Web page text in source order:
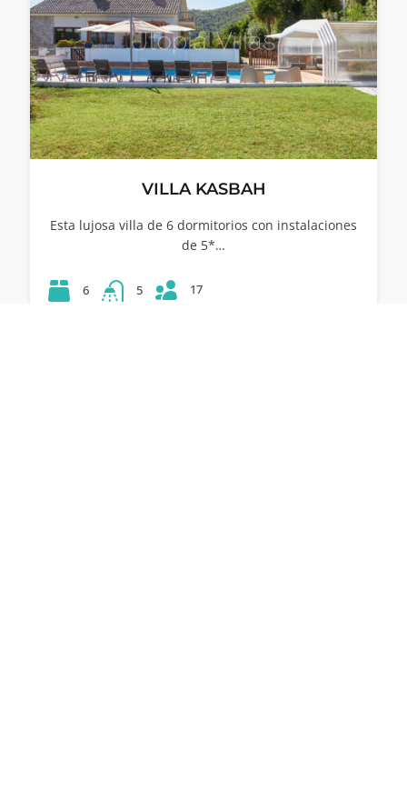
VILLA KASBAH
Esta lujosa villa de 6 dormitorios con instalaciones
de 5*…
6 5 17